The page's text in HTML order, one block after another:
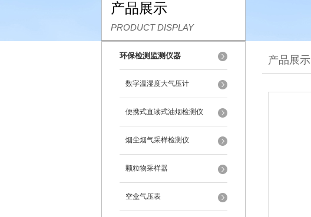
产品展示
PRODUCT DISPLAY
环保检测监测仪器
数字温湿度大气压计
便携式直读式油烟检测仪
烟尘烟气采样检测仪
颗粒物采样器
空盒气压表
产品展示